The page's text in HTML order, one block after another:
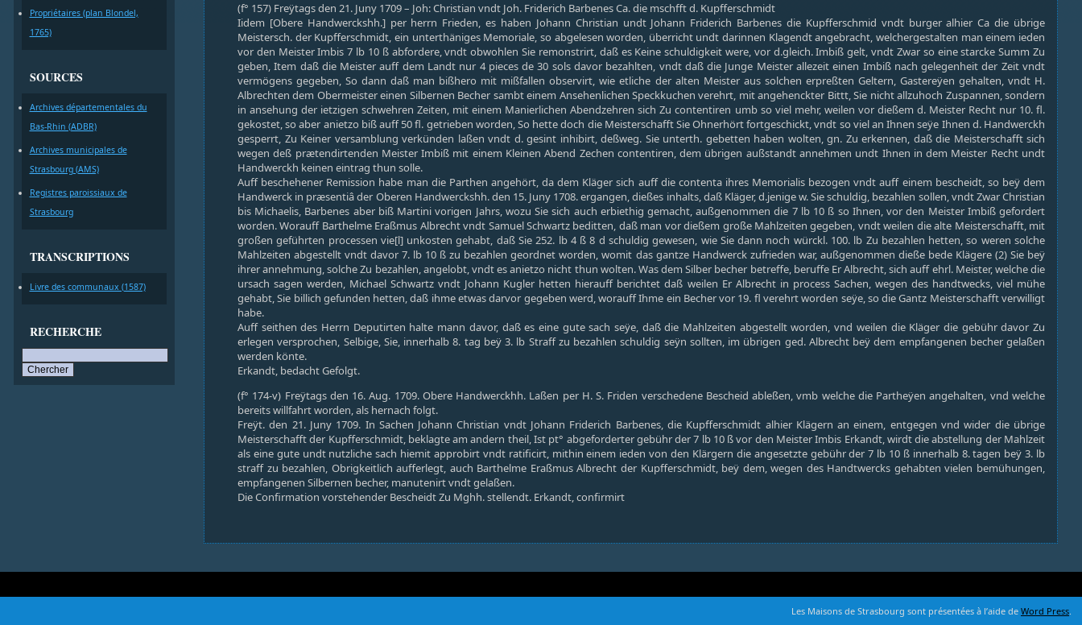
Propriétaires (plan Blondel,
1765)
SOURCES
Archives départementales du
Bas-Rhin (ADBR)
Archives municipales de
Strasbourg (AMS)
Registres paroissiaux de
Strasbourg
TRANSCRIPTIONS
Livre des communaux (1587)
RECHERCHE
(f° 157) Freÿtags den 21. Juny 1709 – Joh: Christian vndt Joh. Friderich Barbenes Ca. die mschfft d. Kupfferschmidt
Iidem [Obere Handwerckshh.] per herrn Frieden, es haben Johann Christian undt Johann Friderich Barbenes die Kupfferschmid vndt burger alhier Ca die übrige
Meistersch. der Kupfferschmidt, ein unterthäniges Memoriale, so abgelesen worden, überricht undt darinnen Klagendt angebracht, welchergestalten man einem ieden
vor den Meister Imbis 7 lb 10 ß abfordere, vndt obwohlen Sie remonstrirt, daß es Keine schuldigkeit were, vor d.gleich. Imbiß gelt, vndt Zwar so eine starcke Summ Zu
geben, Item daß die Meister auff dem Landt nur 4 pieces de 30 sols davor bezahlten, vndt daß die Junge Meister allezeit einen Imbiß nach gelegenheit der Zeit vndt
vermögens gegeben, So dann daß man bißhero mit mißfallen observirt, wie etliche der alten Meister aus solchen erpreßten Geltern, Gastereÿen gehalten, vndt H.
Albrechten dem Obermeister einen Silbernen Becher sambt einem Ansehenlichen Speckkuchen verehrt, mit angehenckter Bittt, Sie nicht allzuhoch Zuspannen, sondern
in ansehung der ietzigen schwehren Zeiten, mit einem Manierlichen Abendzehren sich Zu contentiren umb so viel mehr, weilen vor dießem d. Meister Recht nur 10. fl.
gekostet, so aber anietzo biß auff 50 fl. getrieben worden, So hette doch die Meisterschafft Sie Ohnerhört fortgeschickt, vndt so viel an Ihnen seÿe Ihnen d. Handwerckh
gesperrt, Zu Keiner versamblung verkünden laßen vndt d. gesint inhibirt, deßweg. Sie unterth. gebetten haben wolten, gn. Zu erkennen, daß die Meisterschafft sich
wegen deß prætendirtenden Meister Imbiß mit einem Kleinen Abend Zechen contentiren, dem übrigen außstandt annehmen undt Ihnen in dem Meister Recht undt
Handwerckh keinen eintrag thun solle.
Auff beschehener Remission habe man die Parthen angehört, da dem Kläger sich auff die contenta ihres Memorialis bezogen vndt auff einem bescheidt, so beÿ dem
Handwerck in præsentiâ der Oberen Handwerckshh. den 15. Juny 1708. ergangen, dießes inhalts, daß Kläger, d.jenige w. Sie schuldig, bezahlen sollen, vndt Zwar Christian
bis Michaelis, Barbenes aber biß Martini vorigen Jahrs, wozu Sie sich auch erbiethig gemacht, außgenommen die 7 lb 10 ß so Ihnen, vor den Meister Imbiß gefordert
worden. Worauff Barthelme Eraßmus Albrecht vndt Samuel Schwartz beditten, daß man vor dießem große Mahlzeiten gegeben, vndt weilen die alte Meisterschafft, mit
großen geführten processen vie[l] unkosten gehabt, daß Sie 252. lb 4 ß 8 d schuldig gewesen, wie Sie dann noch würckl. 100. lb Zu bezahlen hetten, so weren solche
Mahlzeiten abgestellt vndt davor 7. lb 10 ß zu bezahlen geordnet worden, womit das gantze Handwerck zufrieden war, außgenommen dieße bede Klägere (2) Sie beÿ
ihrer annehmung, solche Zu bezahlen, angelobt, vndt es anietzo nicht thun wolten. Was dem Silber becher betreffe, beruffe Er Albrecht, sich auff ehrl. Meister, welche die
ursach sagen werden, Michael Schwartz vndt Johann Kugler hetten hierauff berichtet daß weilen Er Albrecht in process Sachen, wegen des handtwecks, viel mühe
gehabt, Sie billich gefunden hetten, daß ihme etwas darvor gegeben werd, worauff Ihme ein Becher vor 19. fl verehrt worden seÿe, so die Gantz Meisterschafft verwilligt
habe.
Auff seithen des Herrn Deputirten halte mann davor, daß es eine gute sach seÿe, daß die Mahlzeiten abgestellt worden, vnd weilen die Kläger die gebühr davor Zu
erlegen versprochen, Selbige, Sie, innerhalb 8. tag beÿ 3. lb Straff zu bezahlen schuldig seÿn sollten, im übrigen ged. Albrecht beÿ dem empfangenen becher gelaßen
werden könte.
Erkandt, bedacht Gefolgt.
(f° 174-v) Freÿtags den 16. Aug. 1709. Obere Handwerckhh. Laßen per H. S. Friden verschedene Bescheid ableßen, vmb welche die Partheÿen angehalten, vnd welche
bereits willfahrt worden, als hernach folgt.
Freÿt. den 21. Juny 1709. In Sachen Johann Christian vndt Johann Friderich Barbenes, die Kupfferschmidt alhier Klägern an einem, entgegen vnd wider die übrige
Meisterschafft der Kupfferschmidt, beklagte am andern theil, Ist pt° abgeforderter gebühr der 7 lb 10 ß vor den Meister Imbis Erkandt, wirdt die abstellung der Mahlzeit
als eine gute undt nutzliche sach hiemit approbirt vndt ratificirt, mithin einem ieden von den Klärgern die angesetzte gebühr der 7 lb 10 ß innerhalb 8. tagen beÿ 3. lb
straff zu bezahlen, Obrigkeitlich aufferlegt, auch Barthelme Eraßmus Albrecht der Kupfferschmidt, beÿ dem, wegen des Handtwercks gehabten vielen bemühungen,
empfangenen Silbernen becher, manutenirt vndt gelaßen.
Die Confirmation vorstehender Bescheidt Zu Mghh. stellendt. Erkandt, confirmirt
Les Maisons de Strasbourg sont présentées à l’aide de Word Press.